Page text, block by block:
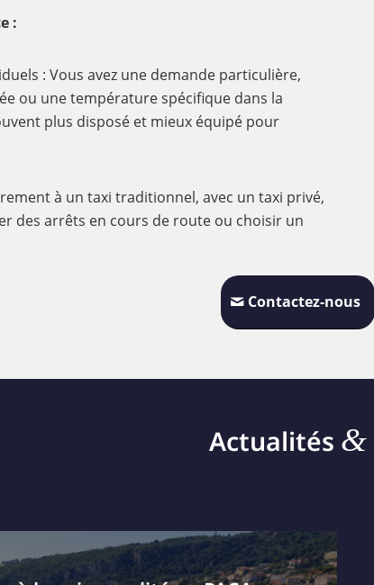
:
: Vous avez une demande particulière,
ou une température spécifique dans la
plus disposé et mieux équipé pour
à un taxi traditionnel, avec un taxi privé,
des arrêts en cours de route ou choisir un
Contactez-nous
Actualités &